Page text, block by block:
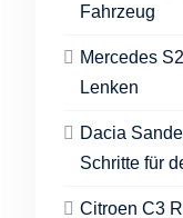
Fahrzeug
Mercedes
Lenken
Dacia
Schritte für
Citroen C3